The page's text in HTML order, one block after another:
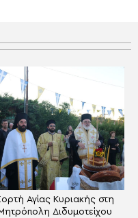
Αγίας Κυριακής στη
Διδυμοτείχου